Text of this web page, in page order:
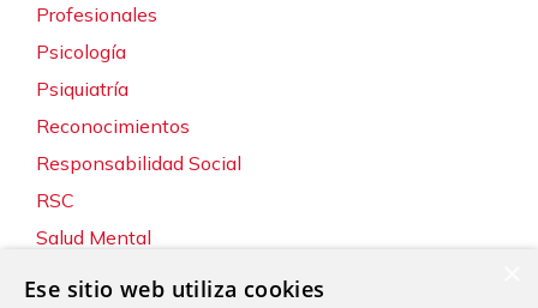
Profesionales
Psicología
Psiquiatría
Reconocimientos
Responsabilidad Social
RSC
Salud Mental
Ese sitio web utiliza cookies